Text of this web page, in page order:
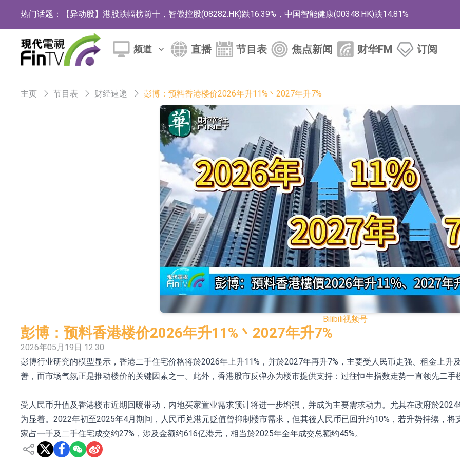
热门话题： 【异动股】港股跌幅榜前十，智傲控股(08282.HK)跌16.39%，中国智能健康(00348.HK)跌14.81%
【异动股】港股涨幅榜前十，帝国科技集团股权(02993.HK)涨+140.00%，拿森科技(02261.HK)涨+77.54%
深交所：鑫元中证电池主题交易型开放式指数证券投资基金8月12日上市交易
深交所：晶合集成(02249.HK)获调入港股通标的证券名单
和光智成完成天使轮数千万融资
10年期港元特区政府机构债券将于2026年8月12日透过重开进行投标
5年期港元特区政府机构债券将于2026年8月12日透过重开进行投标
1年期港元隔夜平均指数挂钩债券将于2026年8月12日进行投标
香港证监会就中国糖果前高管的失当行为取得13年取消资格令
【异动股】港股跌幅榜前十，融信中国(03301.HK)跌38.98%，德信服务集团(02215.HK)跌35.71%
【异动股】港股涨幅榜前十，生物系统工程股权(02902.HK)涨+218.75%，敏捷控股(00186.HK)涨+82.50%
地纬智能：暂未开展对外的语料商业化服务
嘉立创：公司主要提供EDA/CAM、PCB、电子元器件等电子及机械产业链一站式研发智造服务
工信部：鼓励民爆企业依法依规实施重组整合
因美纳：首批由中国生产制造基地生产的本土化产品完成客户交付
鲁阳节能：公司汽车衬垫 CCMAX、E2K、HBD系列产品已实现量产销售
中远海科：与中远海运国际(香港)有限公司正在开展增资对价的支付
新莱应材：受益于半导体国产替代提速及国内晶圆厂扩产 公司泛半导体全产品线新签订单向好
频道 直播 节目表 焦点新闻 财华FM 订阅
主页 节目表 财经速递 彭博：预料香港楼价2026年升11%丶2027年升7%
Bilibili视频号
彭博：预料香港楼价2026年升11%丶2027年升7%
2026年05月19日 12:30
彭博行业研究的模型显示，香港二手住宅价格将於2026年上升11%，并於2027年再升7%，主要受人民币走强、租金上
善，而市场气氛正是推动楼价的关键因素之一。此外，香港股市反弹亦为楼市提供支持：过往恒生指数走势一直领先二
受人民币升值及香港楼市近期回暖带动，内地买家置业需求预计将进一步增强，并成为主要需求动力。尤其在政府於
为显着。2022年初至2025年4月期间，人民币兑港元贬值曾抑制楼市需求，但其後人民币已回升约10%，若升势持续，
家占一手及二手住宅成交约27%，涉及金额约616亿港元，相当於2025年全年成交总额约45%。